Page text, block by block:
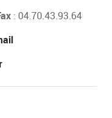
: 04.70.43.93.64